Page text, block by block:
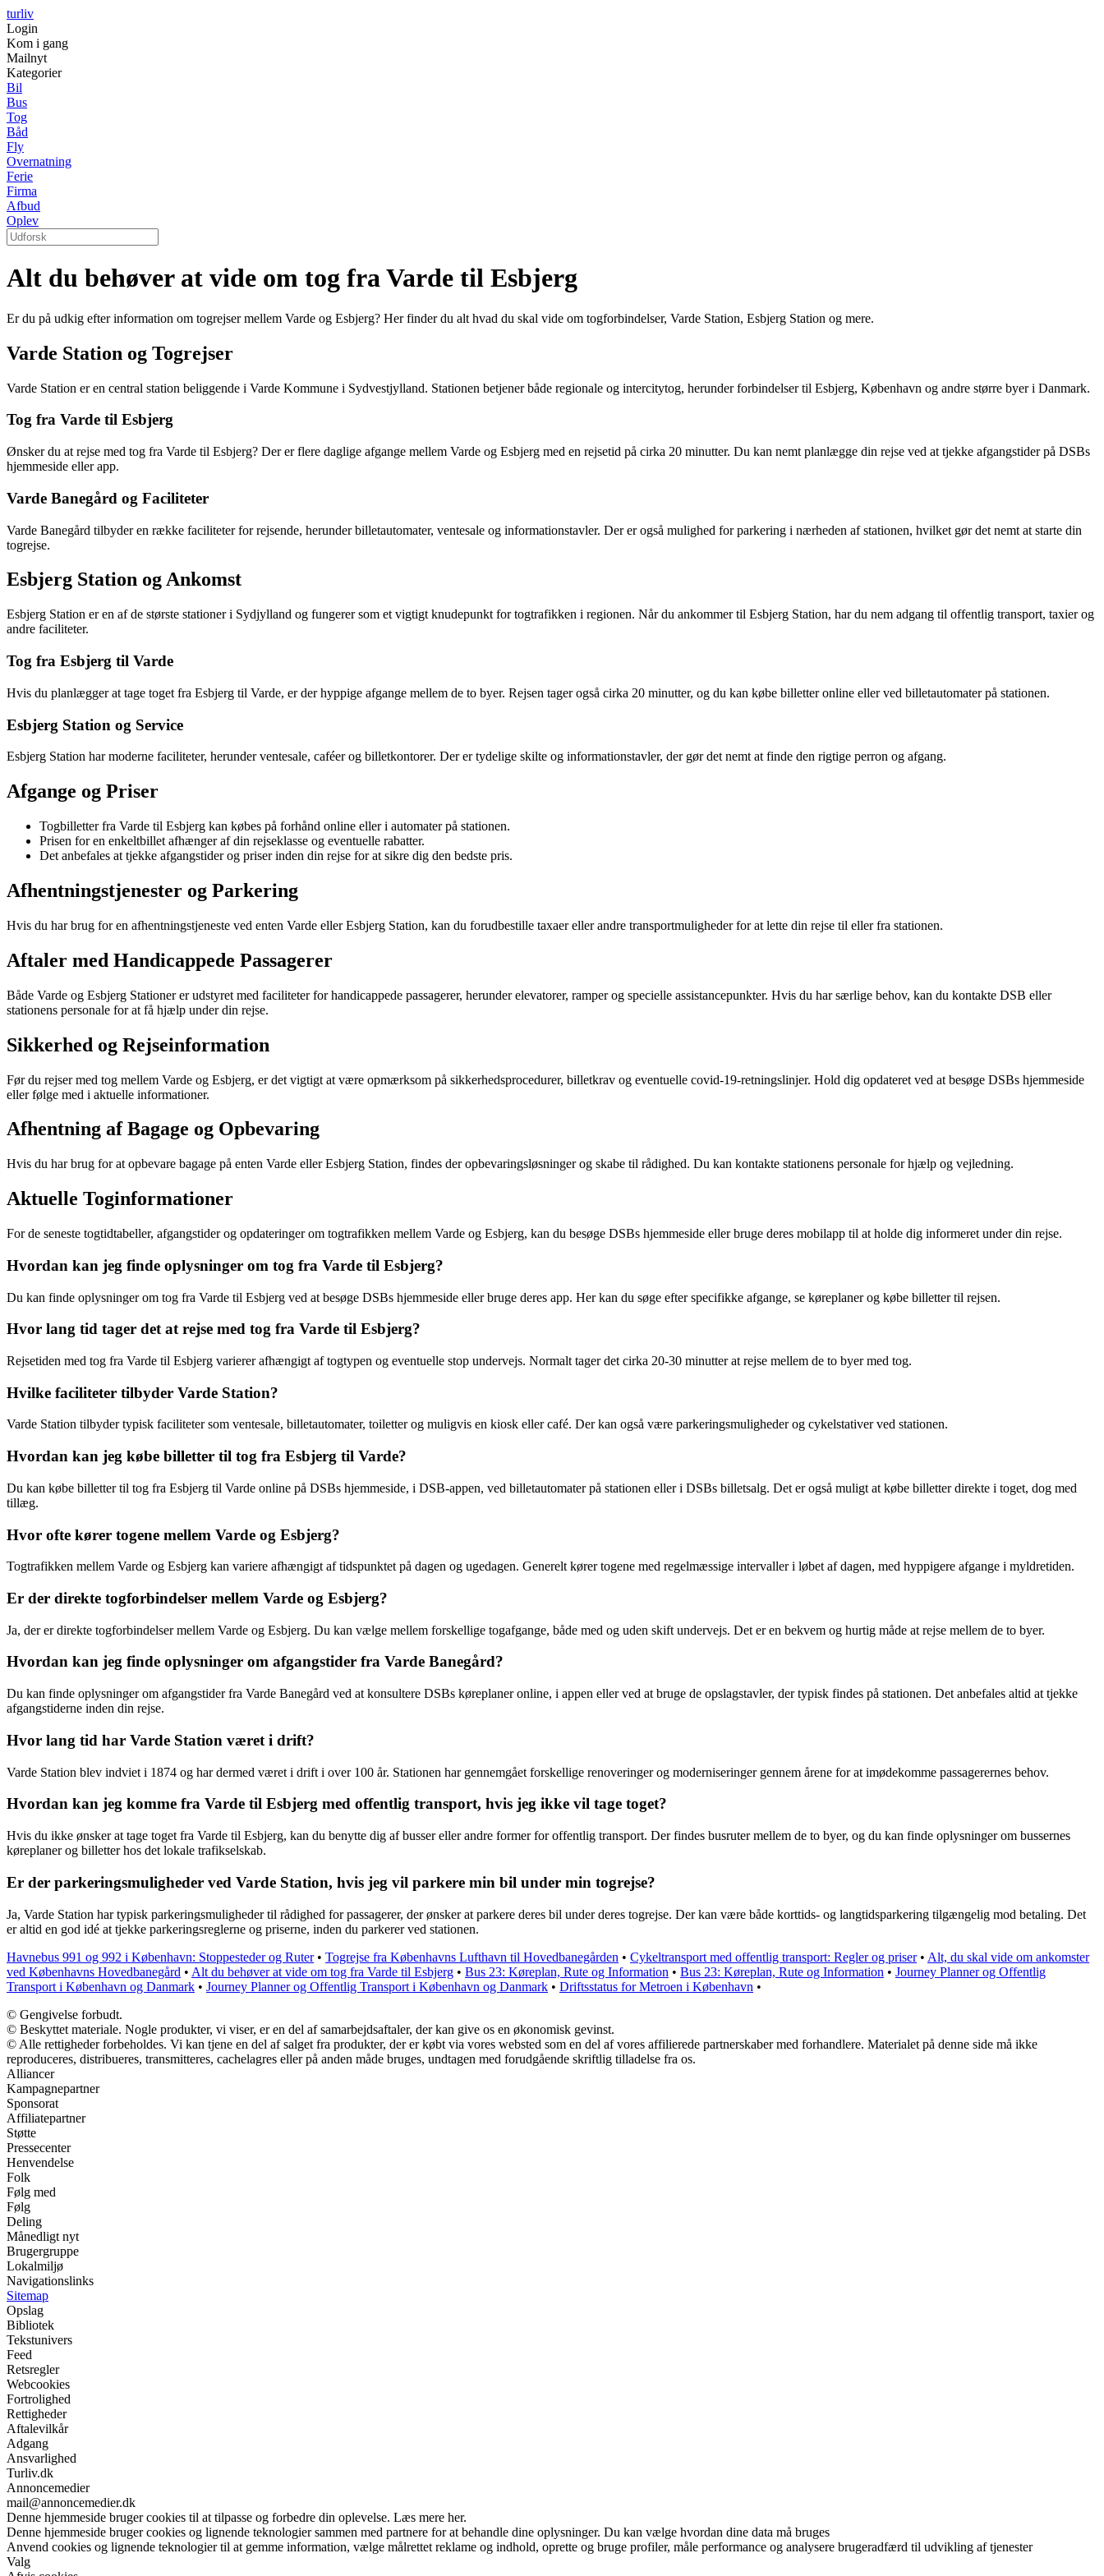
turliv
Login
Kom i gang
Mailnyt
Kategorier
Bil
Bus
Tog
Båd
Fly
Overnatning
Ferie
Firma
Afbud
Oplev
Alt du behøver at vide om tog fra Varde til Esbjerg
Er du på udkig efter information om togrejser mellem Varde og Esbjerg? Her finder du alt hvad du skal vide om togforbindelser, Varde Station, Esbjerg Station og mere.
Varde Station og Togrejser
Varde Station er en central station beliggende i Varde Kommune i Sydvestjylland. Stationen betjener både regionale og intercitytog, herunder forbindelser til Esbjerg, København og andre større byer i Danmark.
Tog fra Varde til Esbjerg
Ønsker du at rejse med tog fra Varde til Esbjerg? Der er flere daglige afgange mellem Varde og Esbjerg med en rejsetid på cirka 20 minutter. Du kan nemt planlægge din rejse ved at tjekke afgangstider på DSBs
hjemmeside eller app.
Varde Banegård og Faciliteter
Varde Banegård tilbyder en række faciliteter for rejsende, herunder billetautomater, ventesale og informationstavler. Der er også mulighed for parkering i nærheden af stationen, hvilket gør det nemt at starte din
togrejse.
Esbjerg Station og Ankomst
Esbjerg Station er en af de største stationer i Sydjylland og fungerer som et vigtigt knudepunkt for togtrafikken i regionen. Når du ankommer til Esbjerg Station, har du nem adgang til offentlig transport, taxier og
andre faciliteter.
Tog fra Esbjerg til Varde
Hvis du planlægger at tage toget fra Esbjerg til Varde, er der hyppige afgange mellem de to byer. Rejsen tager også cirka 20 minutter, og du kan købe billetter online eller ved billetautomater på stationen.
Esbjerg Station og Service
Esbjerg Station har moderne faciliteter, herunder ventesale, caféer og billetkontorer. Der er tydelige skilte og informationstavler, der gør det nemt at finde den rigtige perron og afgang.
Afgange og Priser
Togbilletter fra Varde til Esbjerg kan købes på forhånd online eller i automater på stationen.
Prisen for en enkeltbillet afhænger af din rejseklasse og eventuelle rabatter.
Det anbefales at tjekke afgangstider og priser inden din rejse for at sikre dig den bedste pris.
Afhentningstjenester og Parkering
Hvis du har brug for en afhentningstjeneste ved enten Varde eller Esbjerg Station, kan du forudbestille taxaer eller andre transportmuligheder for at lette din rejse til eller fra stationen.
Aftaler med Handicappede Passagerer
Både Varde og Esbjerg Stationer er udstyret med faciliteter for handicappede passagerer, herunder elevatorer, ramper og specielle assistancepunkter. Hvis du har særlige behov, kan du kontakte DSB eller
stationens personale for at få hjælp under din rejse.
Sikkerhed og Rejseinformation
Før du rejser med tog mellem Varde og Esbjerg, er det vigtigt at være opmærksom på sikkerhedsprocedurer, billetkrav og eventuelle covid-19-retningslinjer. Hold dig opdateret ved at besøge DSBs hjemmeside
eller følge med i aktuelle informationer.
Afhentning af Bagage og Opbevaring
Hvis du har brug for at opbevare bagage på enten Varde eller Esbjerg Station, findes der opbevaringsløsninger og skabe til rådighed. Du kan kontakte stationens personale for hjælp og vejledning.
Aktuelle Toginformationer
For de seneste togtidtabeller, afgangstider og opdateringer om togtrafikken mellem Varde og Esbjerg, kan du besøge DSBs hjemmeside eller bruge deres mobilapp til at holde dig informeret under din rejse.
Hvordan kan jeg finde oplysninger om tog fra Varde til Esbjerg?
Du kan finde oplysninger om tog fra Varde til Esbjerg ved at besøge DSBs hjemmeside eller bruge deres app. Her kan du søge efter specifikke afgange, se køreplaner og købe billetter til rejsen.
Hvor lang tid tager det at rejse med tog fra Varde til Esbjerg?
Rejsetiden med tog fra Varde til Esbjerg varierer afhængigt af togtypen og eventuelle stop undervejs. Normalt tager det cirka 20-30 minutter at rejse mellem de to byer med tog.
Hvilke faciliteter tilbyder Varde Station?
Varde Station tilbyder typisk faciliteter som ventesale, billetautomater, toiletter og muligvis en kiosk eller café. Der kan også være parkeringsmuligheder og cykelstativer ved stationen.
Hvordan kan jeg købe billetter til tog fra Esbjerg til Varde?
Du kan købe billetter til tog fra Esbjerg til Varde online på DSBs hjemmeside, i DSB-appen, ved billetautomater på stationen eller i DSBs billetsalg. Det er også muligt at købe billetter direkte i toget, dog med
tillæg.
Hvor ofte kører togene mellem Varde og Esbjerg?
Togtrafikken mellem Varde og Esbjerg kan variere afhængigt af tidspunktet på dagen og ugedagen. Generelt kører togene med regelmæssige intervaller i løbet af dagen, med hyppigere afgange i myldretiden.
Er der direkte togforbindelser mellem Varde og Esbjerg?
Ja, der er direkte togforbindelser mellem Varde og Esbjerg. Du kan vælge mellem forskellige togafgange, både med og uden skift undervejs. Det er en bekvem og hurtig måde at rejse mellem de to byer.
Hvordan kan jeg finde oplysninger om afgangstider fra Varde Banegård?
Du kan finde oplysninger om afgangstider fra Varde Banegård ved at konsultere DSBs køreplaner online, i appen eller ved at bruge de opslagstavler, der typisk findes på stationen. Det anbefales altid at tjekke
afgangstiderne inden din rejse.
Hvor lang tid har Varde Station været i drift?
Varde Station blev indviet i 1874 og har dermed været i drift i over 100 år. Stationen har gennemgået forskellige renoveringer og moderniseringer gennem årene for at imødekomme passagerernes behov.
Hvordan kan jeg komme fra Varde til Esbjerg med offentlig transport, hvis jeg ikke vil tage toget?
Hvis du ikke ønsker at tage toget fra Varde til Esbjerg, kan du benytte dig af busser eller andre former for offentlig transport. Der findes busruter mellem de to byer, og du kan finde oplysninger om bussernes
køreplaner og billetter hos det lokale trafikselskab.
Er der parkeringsmuligheder ved Varde Station, hvis jeg vil parkere min bil under min togrejse?
Ja, Varde Station har typisk parkeringsmuligheder til rådighed for passagerer, der ønsker at parkere deres bil under deres togrejse. Der kan være både korttids- og langtidsparkering tilgængelig mod betaling. Det
er altid en god idé at tjekke parkeringsreglerne og priserne, inden du parkerer ved stationen.
Havnebus 991 og 992 i København: Stoppesteder og Ruter• Togrejse fra Københavns Lufthavn til Hovedbanegården • Cykeltransport med offentlig transport: Regler og priser• Alt, du skal vide om ankomster
ved Københavns Hovedbanegård • Alt du behøver at vide om tog fra Varde til Esbjerg • Bus 23: Køreplan, Rute og Information • Bus 23: Køreplan, Rute og Information • Journey Planner og Offentlig
Transport i København og Danmark • Journey Planner og Offentlig Transport i København og Danmark • Driftsstatus for Metroen i København •
© Gengivelse forbudt.
© Beskyttet materiale. Nogle produkter, vi viser, er en del af samarbejdsaftaler, der kan give os en økonomisk gevinst.
© Alle rettigheder forbeholdes. Vi kan tjene en del af salget fra produkter, der er købt via vores websted som en del af vores affilierede partnerskaber med forhandlere. Materialet på denne side må ikke
reproduceres, distribueres, transmitteres, cachelagres eller på anden måde bruges, undtagen med forudgående skriftlig tilladelse fra os.
Alliancer
Kampagnepartner
Sponsorat
Affiliatepartner
Støtte
Pressecenter
Henvendelse
Folk
Følg med
Følg
Deling
Månedligt nyt
Brugergruppe
Lokalmiljø
Navigationslinks
Sitemap
Opslag
Bibliotek
Tekstunivers
Feed
Retsregler
Webcookies
Fortrolighed
Rettigheder
Aftalevilkår
Adgang
Ansvarlighed
Turliv.dk
Annoncemedier
mail@annoncemedier.dk
Denne hjemmeside bruger cookies til at tilpasse og forbedre din oplevelse. Læs mere her.
Denne hjemmeside bruger cookies og lignende teknologier sammen med partnere for at behandle dine oplysninger. Du kan vælge hvordan dine data må bruges
Anvend cookies og lignende teknologier til at gemme information, vælge målrettet reklame og indhold, oprette og bruge profiler, måle performance og analysere brugeradfærd til udvikling af tjenester
Valg